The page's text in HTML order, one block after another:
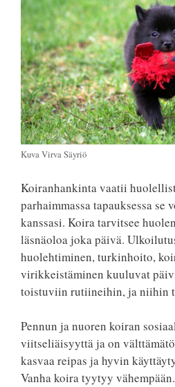
Kuva Virva Säyriö
Koiranhankinta vaatii
parhaimmassa tapauksessa se
kanssasi. Koira tarvitsee
läsnäoloa joka päivä.
huolehtiminen, turkinhoito,
virikkeistäminen kuuluvat
toistuviin rutiineihin, ja niihin
Pennun ja nuoren koiran
viitseliäisyyttä ja on
kasvaa reipas ja hyvin
Vanha koira tyytyy vähempään.